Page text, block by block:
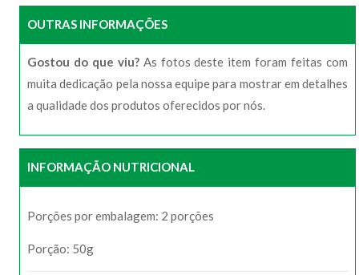
OUTRAS INFORMAÇÕES
Gostou do que viu?As fotos deste item foram feitas com
muita dedicação pela nossa equipe para mostrar em detalhes
a qualidade dos produtos oferecidos por nós.
INFORMAÇÃO NUTRICIONAL
Porções por embalagem: 2 porções
Porção: 50g